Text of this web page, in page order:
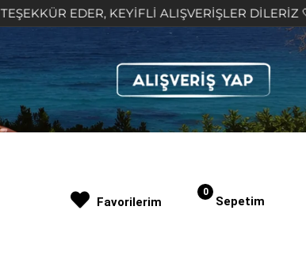
KEYİFLİ ALIŞVERİŞLER DİLERİZ 🤍
Sepetim
0
Favorilerim